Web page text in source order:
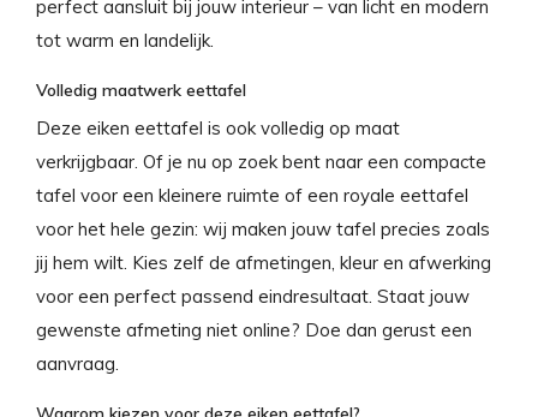
perfect aansluit bij jouw interieur – van licht en modern
tot warm en landelijk.
Volledig maatwerk eettafel
Deze eiken eettafel is ook volledig op maat
verkrijgbaar. Of je nu op zoek bent naar een compacte
tafel voor een kleinere ruimte of een royale eettafel
voor het hele gezin: wij maken jouw tafel precies zoals
jij hem wilt. Kies zelf de afmetingen, kleur en afwerking
voor een perfect passend eindresultaat. Staat jouw
gewenste afmeting niet online? Doe dan gerust een
aanvraag.